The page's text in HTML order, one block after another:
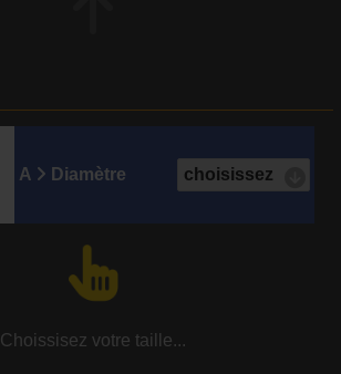
A Diamètre
Choissisez votre taille...